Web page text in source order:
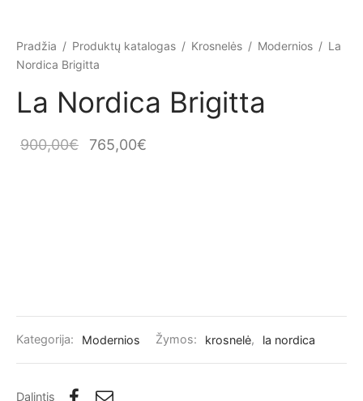
Pradžia / Produktų katalogas / Krosnelės / Modernios / La
Nordica Brigitta
La Nordica Brigitta
900,00€
Original
765,00€
Kategorija: Modernios Žymos: krosnelė, la nordica
Dalintis